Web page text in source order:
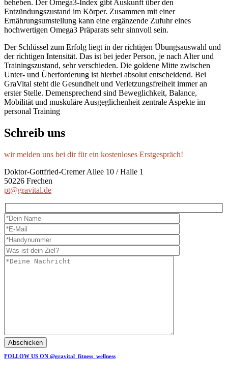
beheben. Der Omega3-Index gibt Auskunft über den
Entzündungszustand im Körper. Zusammen mit einer
Ernährungsumstellung kann eine ergänzende Zufuhr eines
hochwertigen Omega3 Präparats sehr sinnvoll sein.
Der Schlüssel zum Erfolg liegt in der richtigen Übungsauswahl und
der richtigen Intensität. Das ist bei jeder Person, je nach Alter und
Trainingszustand, sehr verschieden. Die goldene Mitte zwischen
Unter- und Überforderung ist hierbei absolut entscheidend. Bei
GraVital steht die Gesundheit und Verletzungsfreiheit immer an
erster Stelle. Demensprechend sind Beweglichkeit, Balance,
Mobilität und muskuläre Ausgeglichenheit zentrale Aspekte im
personal Training
Schreib uns
wir melden uns bei dir für ein kostenloses Erstgespräch!
Doktor-Gottfried-Cremer Allee 10 / Halle 1
50226 Frechen
pt@gravital.de
Abschicken
FOLLOW US ON @gravital_fitness_wellness